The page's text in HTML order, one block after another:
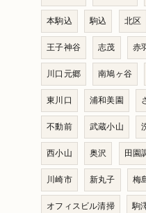
本駒込 駒込 北区
王子神谷 志茂 赤
川口元郷 南鳩ヶ谷
東川口 浦和美園
不動前 武蔵小山
西小山 奥沢 田園
川崎市 新丸子 梅
オフィスビル清掃 駒